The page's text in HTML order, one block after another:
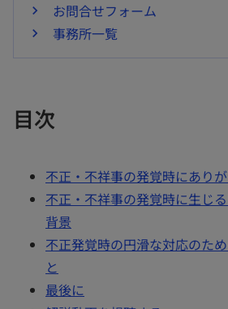
お問合せフォーム
事務所一覧
目次
不正・不祥事の発覚時にあり
不正・不祥事の発覚時に生じ
背景
不正発覚時の円滑な対応のた
と
最後に